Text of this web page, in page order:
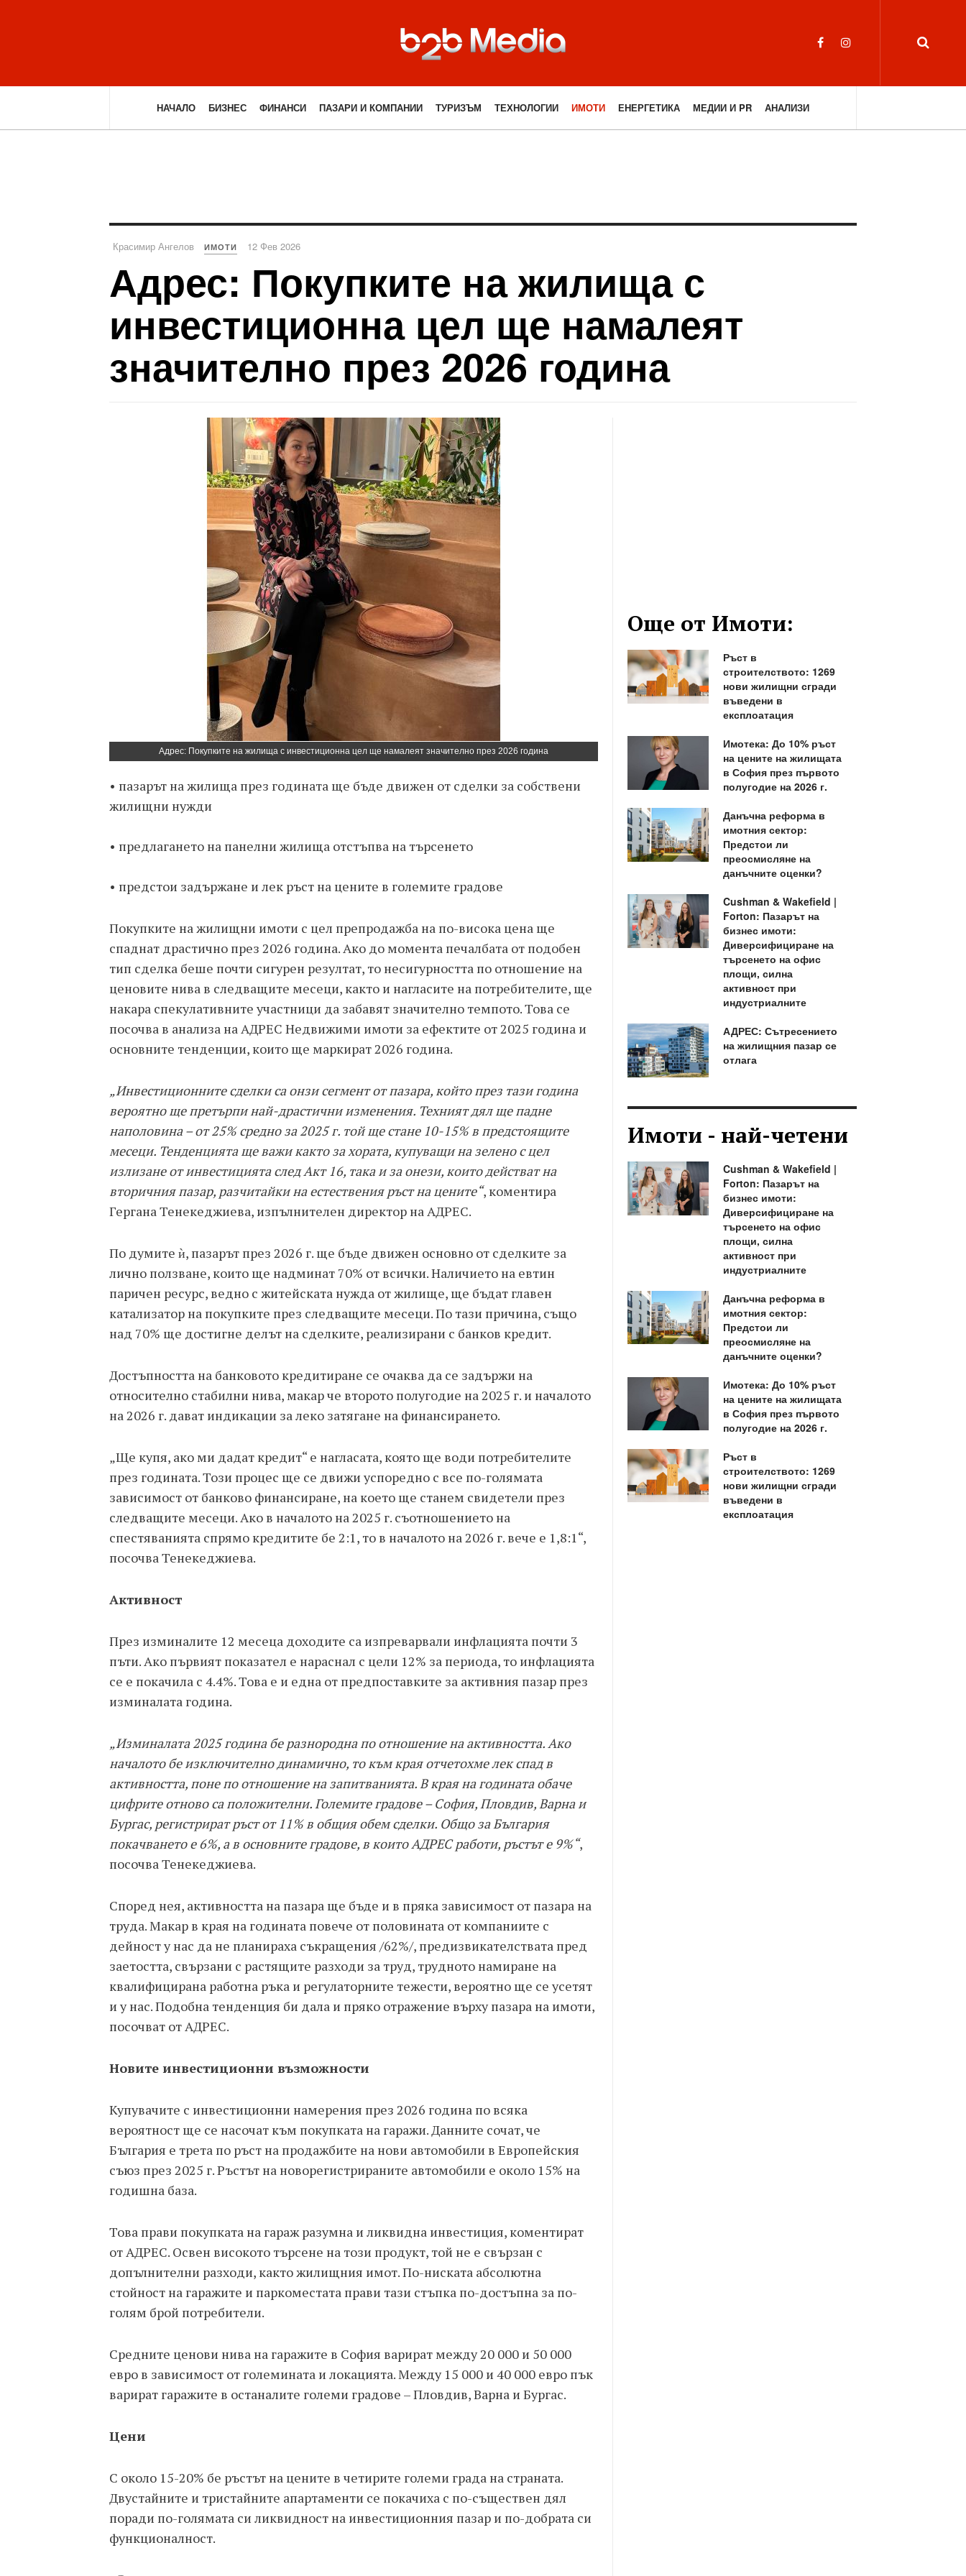
НАЧАЛО БИЗНЕС ФИНАНСИ ПАЗАРИ И КОМПАНИИ ТУРИЗЪМ ТЕХНОЛОГИИ ИМОТИ ЕНЕРГЕТИКА МЕДИИ И PR АНАЛИЗИ
Красимир Ангелов ИМОТИ 12 Фев 2026
Адрес: Покупките на жилища с
инвестиционна цел ще намалеят
значително през 2026 година
Адрес: Покупките на жилища с инвестиционна цел ще намалеят значително през 2026 година
• пазарът на жилища през годината ще бъде движен от сделки за собствени
жилищни нужди
• предлагането на панелни жилища отстъпва на търсенето
• предстои задържане и лек ръст на цените в големите градове
Покупките на жилищни имоти с цел препродажба на по-висока цена ще
спаднат драстично през 2026 година. Ако до момента печалбата от подобен
тип сделка беше почти сигурен резултат, то несигурността по отношение на
ценовите нива в следващите месеци, както и нагласите на потребителите, ще
накара спекулативните участници да забавят значително темпото. Това се
посочва в анализа на АДРЕС Недвижими имоти за ефектите от 2025 година и
основните тенденции, които ще маркират 2026 година.
„Инвестиционните сделки са онзи сегмент от пазара, който през тази година
вероятно ще претърпи най-драстични изменения. Техният дял ще падне
наполовина – от 25% средно за 2025 г. той ще стане 10-15% в предстоящите
месеци. Тенденцията ще важи както за хората, купуващи на зелено с цел
излизане от инвестицията след Акт 16, така и за онези, които действат на
вторичния пазар, разчитайки на естествения ръст на цените“, коментира
Гергана Тенекеджиева, изпълнителен директор на АДРЕС.
По думите ѝ, пазарът през 2026 г. ще бъде движен основно от сделките за
лично ползване, които ще надминат 70% от всички. Наличието на евтин
паричен ресурс, ведно с житейската нужда от жилище, ще бъдат главен
катализатор на покупките през следващите месеци. По тази причина, също
над 70% ще достигне делът на сделките, реализирани с банков кредит.
Достъпността на банковото кредитиране се очаква да се задържи на
относително стабилни нива, макар че второто полугодие на 2025 г. и началото
на 2026 г. дават индикации за леко затягане на финансирането.
„Ще купя, ако ми дадат кредит“ е нагласата, която ще води потребителите
през годината. Този процес ще се движи успоредно с все по-голямата
зависимост от банково финансиране, на което ще станем свидетели през
следващите месеци. Ако в началото на 2025 г. съотношението на
спестяванията спрямо кредитите бе 2:1, то в началото на 2026 г. вече е 1,8:1“,
посочва Тенекеджиева.
Активност
През изминалите 12 месеца доходите са изпреварвали инфлацията почти 3
пъти. Ако първият показател е нараснал с цели 12% за периода, то инфлацията
се е покачила с 4.4%. Това е и една от предпоставките за активния пазар през
изминалата година.
„Изминалата 2025 година бе разнородна по отношение на активността. Ако
началото бе изключително динамично, то към края отчетохме лек спад в
активността, поне по отношение на запитванията. В края на годината обаче
цифрите отново са положителни. Големите градове – София, Пловдив, Варна и
Бургас, регистрират ръст от 11% в общия обем сделки. Общо за България
покачването е 6%, а в основните градове, в които АДРЕС работи, ръстът е 9%“,
посочва Тенекеджиева.
Според нея, активността на пазара ще бъде и в пряка зависимост от пазара на
труда. Макар в края на годината повече от половината от компаниите с
дейност у нас да не планираха съкращения /62%/, предизвикателствата пред
заетостта, свързани с растящите разходи за труд, трудното намиране на
квалифицирана работна ръка и регулаторните тежести, вероятно ще се усетят
и у нас. Подобна тенденция би дала и пряко отражение върху пазара на имоти,
посочват от АДРЕС.
Новите инвестиционни възможности
Купувачите с инвестиционни намерения през 2026 година по всяка
вероятност ще се насочат към покупката на гаражи. Данните сочат, че
България е трета по ръст на продажбите на нови автомобили в Европейския
съюз през 2025 г. Ръстът на новорегистрираните автомобили е около 15% на
годишна база.
Това прави покупката на гараж разумна и ликвидна инвестиция, коментират
от АДРЕС. Освен високото търсене на този продукт, той не е свързан с
допълнителни разходи, както жилищния имот. По-ниската абсолютна
стойност на гаражите и паркоместата прави тази стъпка по-достъпна за по-
голям брой потребители.
Средните ценови нива на гаражите в София варират между 20 000 и 50 000
евро в зависимост от големината и локацията. Между 15 000 и 40 000 евро пък
варират гаражите в останалите големи градове – Пловдив, Варна и Бургас.
Цени
С около 15-20% бе ръстът на цените в четирите големи града на страната.
Двустайните и тристайните апартаменти се покачиха с по-съществен дял
поради по-голямата си ликвидност на инвестиционния пазар и по-добрата си
функционалност.
Още от Имоти:
Ръст в
строителството: 1269
нови жилищни сгради
въведени в
експлоатация
Имотека: До 10% ръст
на цените на жилищата
в София през първото
полугодие на 2026 г.
Данъчна реформа в
имотния сектор:
Предстои ли
преосмисляне на
данъчните оценки?
Cushman & Wakefield |
Forton: Пазарът на
бизнес имоти:
Диверсифициране на
търсенето на офис
площи, силна
активност при
индустриалните
АДРЕС: Сътресението
на жилищния пазар се
отлага
Имоти - най-четени
Cushman & Wakefield |
Forton: Пазарът на
бизнес имоти:
Диверсифициране на
търсенето на офис
площи, силна
активност при
индустриалните
Данъчна реформа в
имотния сектор:
Предстои ли
преосмисляне на
данъчните оценки?
Имотека: До 10% ръст
на цените на жилищата
в София през първото
полугодие на 2026 г.
Ръст в
строителството: 1269
нови жилищни сгради
въведени в
експлоатация